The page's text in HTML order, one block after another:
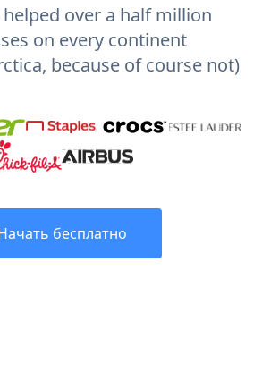
helped over a half million
on every continent
because of course not)
бесплатно